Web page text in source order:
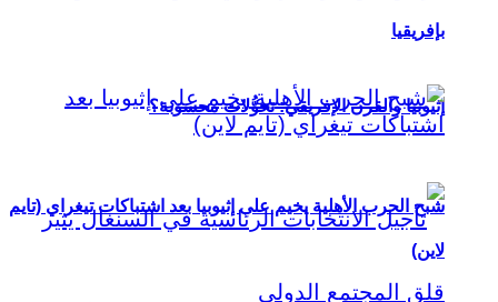
إثيوبيا والقرن الإفريقي: تحوُّلات محسوبة؟
بإفريقيا
شبح الحرب الأهلية يخيم على إثيوبيا بعد اشتباكات تيغراي (تايم
لاين)